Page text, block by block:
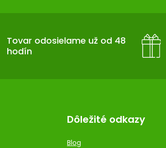
Tovar odosielame už od 48
hodín
Dôležité odkazy
Blog